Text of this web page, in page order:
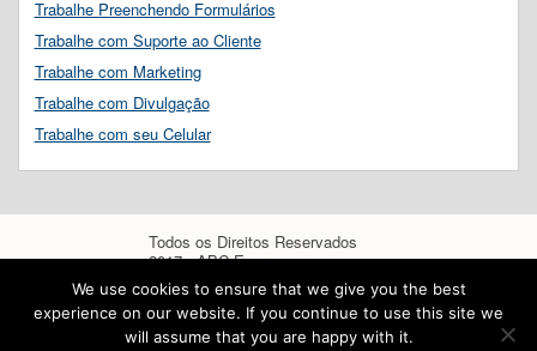
Trabalhe Preenchendo Formulários
Trabalhe com Suporte ao Cliente
Trabalhe com Marketing
Trabalhe com Divulgação
Trabalhe com seu Celular
Todos os Direitos Reservados
2017 - ABC Empregos
We use cookies to ensure that we give you the best
experience on our website. If you continue to use this site we
will assume that you are happy with it.